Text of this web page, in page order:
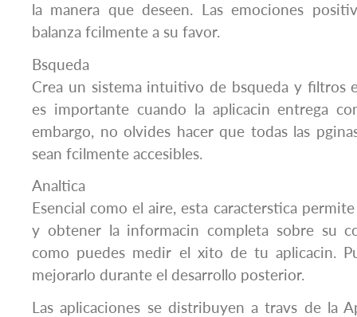
la manera que deseen. Las emociones
balanza fcilmente a su favor.
Bsqueda
Crea un sistema intuitivo de bsqueda y filtros
es importante cuando la aplicacin entrega
embargo, no olvides hacer que todas las
sean fcilmente accesibles.
Analtica
Esencial como el aire, esta caracterstica
y obtener la informacin completa sobre su
como puedes medir el xito de tu aplicacin.
mejorarlo durante el desarrollo posterior.
Las aplicaciones se distribuyen a travs de la